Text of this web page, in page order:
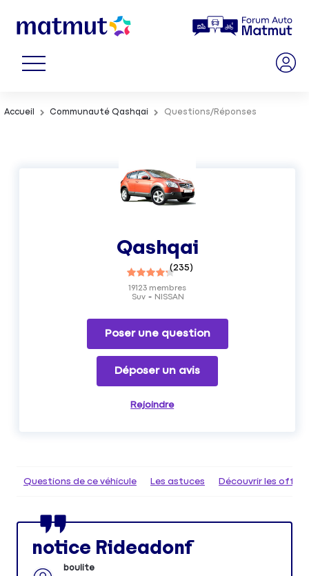
Accueil Communauté Qashqai Questions/Réponses
Qashqai
(235)
Suv NISSAN
19123 membres
Poser une question
Déposer un avis
Rejoindre
Questions de ce véhicule Les astuces Découvrir les
notice Rideadonf
boulite